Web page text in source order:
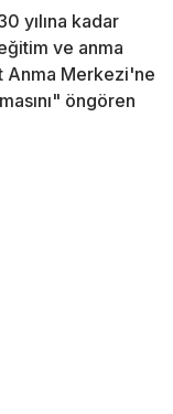
yılına kadar
ve anma
Anma Merkezi'ne
öngören